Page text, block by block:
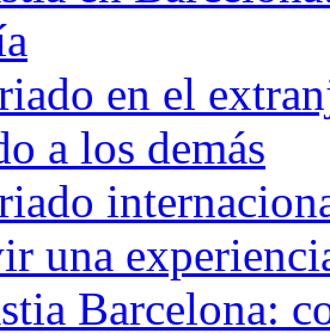
en el
a los demás
una
Barcelona: